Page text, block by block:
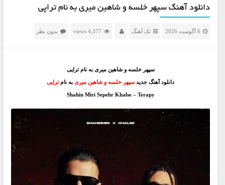
دانلود آهنگ سپهر خلسه و شاهین میری به نام تراپی
6 آگوست 2026 تک آهنگ 4,377 views بدون نظر
سپهر خلسه و شاهین میری به نام تراپی
دانلود آهنگ جدیدسپهر خلسه و شاهین میریبه نامتراپی
Shahin Miri Sepehr Khalse – Terapy